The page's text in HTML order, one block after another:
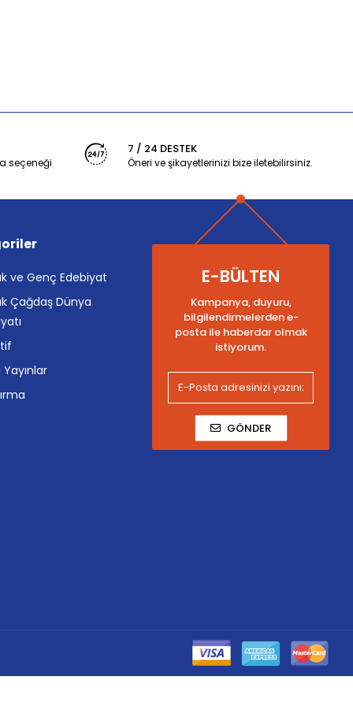
seçeneği
7 / 24 DESTEK
Öneri ve şikayetlerinizi bize iletebilirsiniz.
ve Genç Edebiyat
Çağdaş Dünya
Yayınlar
E-BÜLTEN
Kampanya, duyuru,
bilgilendirmelerden e-
posta ile haberdar olmak
istiyorum.
GÖNDER